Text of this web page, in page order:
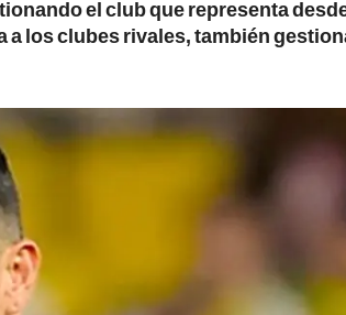
el club que representa
a los clubes rivales, también